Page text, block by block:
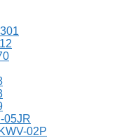
05JR
02P